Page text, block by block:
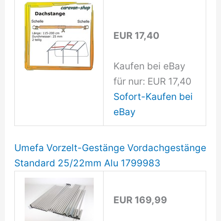
EUR 17,40
Kaufen bei eBay
für nur: EUR 17,40
Sofort-Kaufen bei
eBay
Umefa Vorzelt-Gestänge Vordachgestänge
Standard 25/22mm Alu 1799983
EUR 169,99